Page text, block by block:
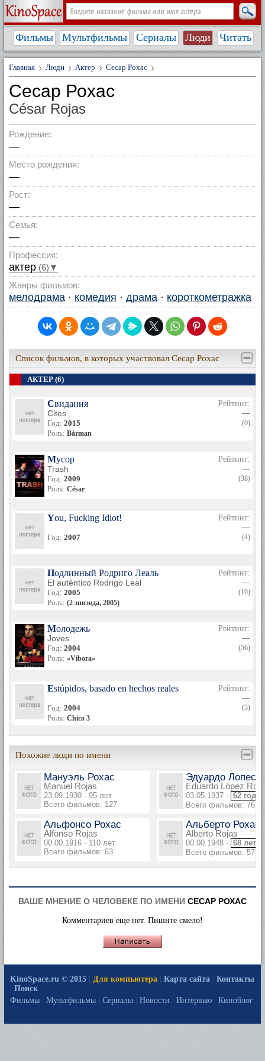
Фильмы Мультфильмы Сериалы Люди Читать
Главная Люди Актер Сесар Рохас
Сесар Рохас
César Rojas
Рождение:
—
Место рождения:
—
Рост:
—
Семья:
—
Профессия:
актер (6)▼
Жанры фильмов:
мелодрама · комедия · драма · короткометражка
Список фильмов, в которых участвовал Сесар Рохас
АКТЕР (6)
Свидания
Cites
Год: 2015
Роль: Bàrman
Рейтинг:
—
(0)
Мусор
Trash
Год: 2009
Роль: César
Рейтинг:
—
(38)
You, Fucking Idiot!
Год: 2007
Рейтинг:
—
(4)
Подлинный Родриго Леаль
El auténtico Rodrigo Leal
Год: 2005
Роль: (2 эпизода, 2005)
Рейтинг:
—
(10)
Молодежь
Joves
Год: 2004
Роль: «Víbora»
Рейтинг:
—
(56)
Estúpidos, basado en hechos reales
Год: 2004
Роль: Chico 3
Рейтинг:
—
(3)
Похожие люди по имени
Мануэль Рохас
Manuel Rojas
23.09.1930 · 95 лет
Всего фильмов: 127
Эдуардо Лопес
Eduardo López
03.05.1937 · 62 года
Всего фильмов: 76
Альфонсо Рохас
Alfonso Rojas
00.00.1916 · 110 лет
Всего фильмов: 63
Альберто Рохас
Alberto Rojas
00.00.1948 · 68 лет
Всего фильмов: 57
ВАШЕ МНЕНИЕ О ЧЕЛОВЕКЕ ПО ИМЕНИ СЕСАР РОХАС
Комментариев еще нет. Пишите смело!
KinoSpace.ru © 2015 Для компьютера Карта сайта
Контакты
Поиск
Фильмы
Мультфильмы Сериалы Новости Интервью Киноблог